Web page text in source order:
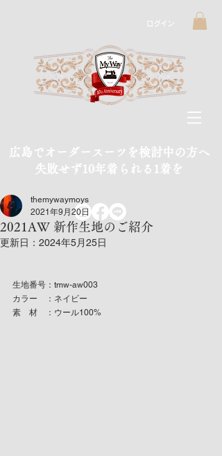
ログイン
広島でオーダースーツを検討中の方へ
​失敗せず10年着られる1着を
2021AW 新作生地のご紹介
themywaymoys
2021年9月20日
更新日： 2024年5月25日
生地番号：tmw-aw003
カラー　：ネイビー
素　材　：ウール100%